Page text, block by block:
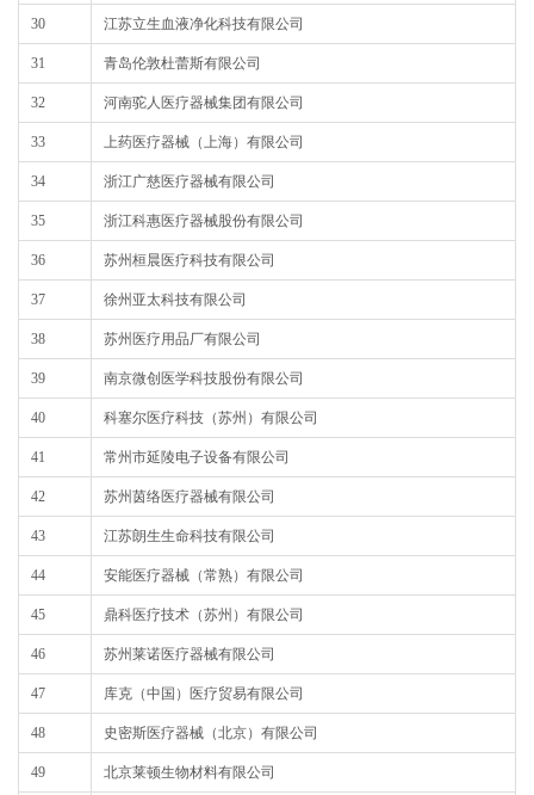
30 江苏立生血液净化科技有限公司
31 青岛伦敦杜蕾斯有限公司
32 河南驼人医疗器械集团有限公司
33 上药医疗器械（上海）有限公司
34 浙江广慈医疗器械有限公司
35 浙江科惠医疗器械股份有限公司
36 苏州桓晨医疗科技有限公司
37 徐州亚太科技有限公司
38 苏州医疗用品厂有限公司
39 南京微创医学科技股份有限公司
40 科塞尔医疗科技（苏州）有限公司
41 常州市延陵电子设备有限公司
42 苏州茵络医疗器械有限公司
43 江苏朗生生命科技有限公司
44 安能医疗器械（常熟）有限公司
45 鼎科医疗技术（苏州）有限公司
46 苏州莱诺医疗器械有限公司
47 库克（中国）医疗贸易有限公司
48 史密斯医疗器械（北京）有限公司
49 北京莱顿生物材料有限公司